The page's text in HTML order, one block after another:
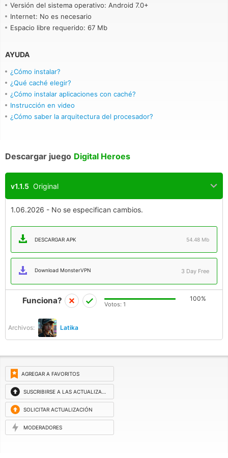
Versión del sistema operativo: Android 7.0+
Internet: No es necesario
Espacio libre requerido: 67 Mb
AYUDA
¿Cómo instalar?
¿Qué caché elegir?
¿Cómo instalar aplicaciones con caché?
Instrucción en video
¿Cómo saber la arquitectura del procesador?
Descargar juego Digital Heroes
v1.1.5 Original
1.06.2026 - No se especifican cambios.
DESCARGAR APK 54.48 Mb
Download MonsterVPN 3 Day Free
Archivos: Latika
Funciona? 100%
Votos: 1
AGREGAR A FAVORITOS
SUSCRIBIRSE A LAS ACTUALIZACIONES
SOLICITAR ACTUALIZACIÓN
MODERADORES